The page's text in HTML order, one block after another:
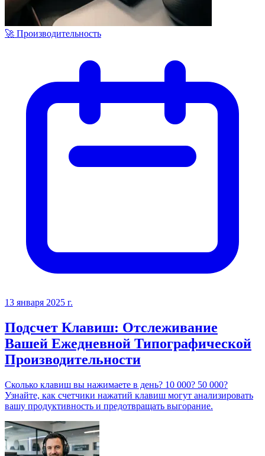
🚀 Производительность
13 января 2025 г.
Подсчет Клавиш: Отслеживание
Вашей Ежедневной Типографической
Производительности
Сколько клавиш вы нажимаете в день? 10 000? 50 000?
Узнайте, как счетчики нажатий клавиш могут анализировать
вашу продуктивность и предотвращать выгорание.